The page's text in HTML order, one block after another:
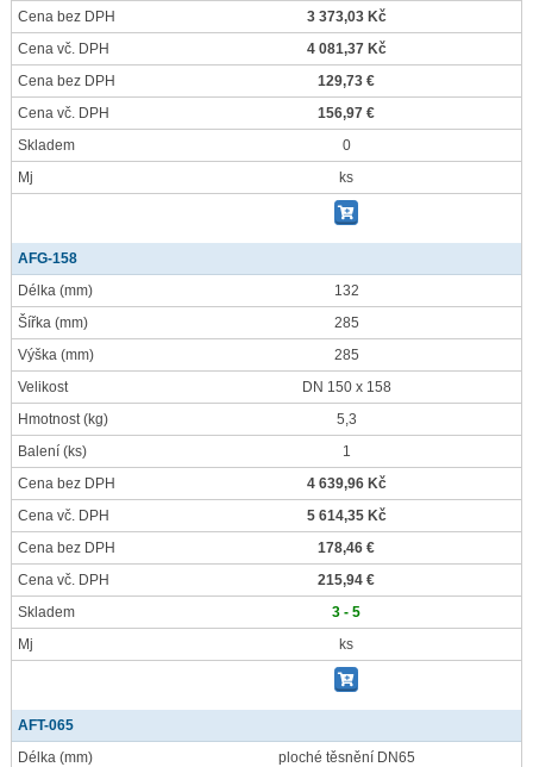
Cena bez DPH
3 373,03 Kč
Cena vč. DPH
4 081,37 Kč
Cena bez DPH
129,73 €
Cena vč. DPH
156,97 €
Skladem
0
Mj
ks
AFG-158
Délka (mm)
132
Šířka (mm)
285
Výška (mm)
285
Velikost
DN 150 x 158
Hmotnost(kg)
5,3
Balení (ks)
1
Cena bez DPH
4 639,96 Kč
Cena vč. DPH
5 614,35 Kč
Cena bez DPH
178,46 €
Cena vč. DPH
215,94 €
Skladem
3 - 5
Mj
ks
AFT-065
Délka (mm)
ploché těsnění DN65